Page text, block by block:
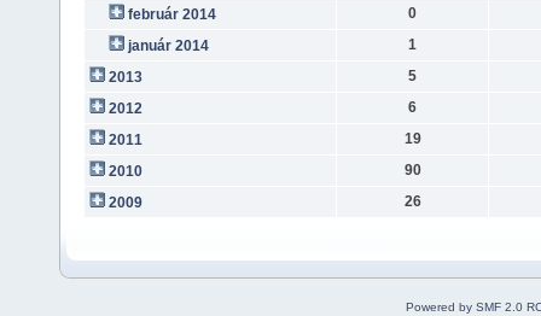
február 2014
0
január 2014
1
2013
5
2012
6
2011
19
2010
90
2009
26
Powered by SMF 2.0